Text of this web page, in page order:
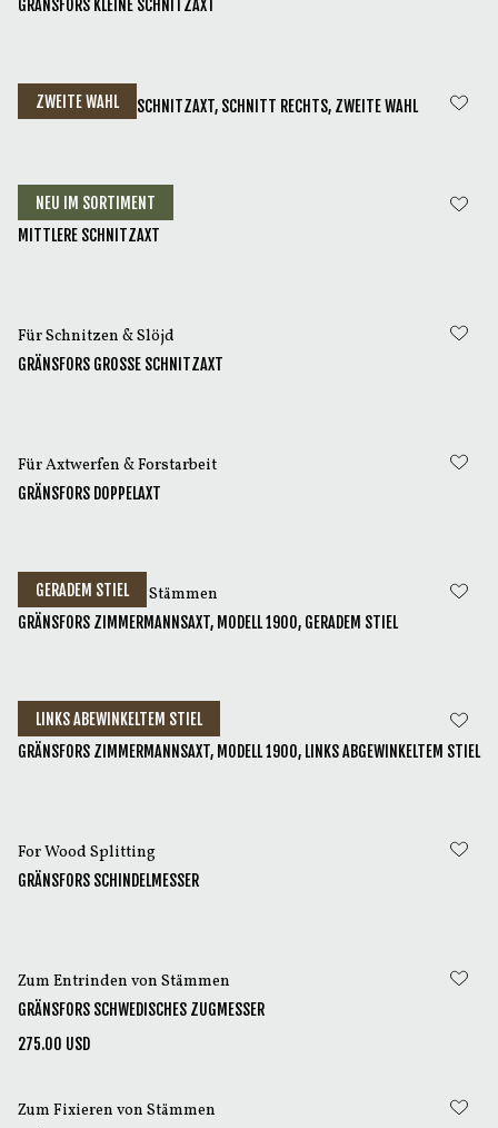
GRÄNSFORS KLEINE SCHNITZAXT
ZWEITE WAHL
GRÄNSFORS KLEINE SCHNITZAXT, SCHNITT RECHTS, ZWEITE WAHL
NEU IM SORTIMENT
Für Schnitzen & Slöjd
MITTLERE SCHNITZAXT
Für Schnitzen & Slöjd
GRÄNSFORS GROSSE SCHNITZAXT
Für Axtwerfen & Forstarbeit
GRÄNSFORS DOPPELAXT
GERADEM STIEL
Zum Behauen von Stämmen
GRÄNSFORS ZIMMERMANNSAXT, MODELL 1900, GERADEM STIEL
LINKS ABEWINKELTEM STIEL
Zum Behauen von Stämmen
GRÄNSFORS ZIMMERMANNSAXT, MODELL 1900, LINKS ABGEWINKELTEM STIEL
For Wood Splitting
GRÄNSFORS SCHINDELMESSER
Zum Entrinden von Stämmen
GRÄNSFORS SCHWEDISCHES ZUGMESSER
275.00 USD
Zum Fixieren von Stämmen